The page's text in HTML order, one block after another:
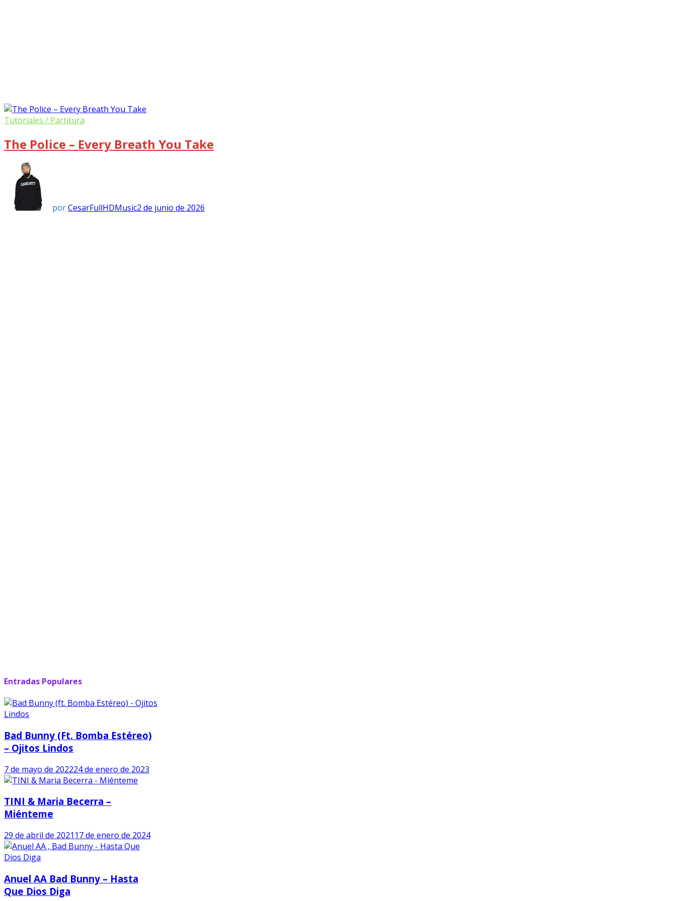
Tutoriales / Partitura
The Police – Every Breath You Take
porCesarFullHDMusic2 de junio de 2026
Entradas Populares
Bad Bunny (ft. Bomba Estéreo)
– Ojitos Lindos
7 de mayo de 202224 de enero de 2023
TINI & Maria Becerra –
Miénteme
29 de abril de 2021 17 de enero de 2024
Anuel AA Bad Bunny – Hasta
Que Dios Diga